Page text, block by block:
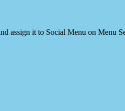
assign it to Social Menu on Menu